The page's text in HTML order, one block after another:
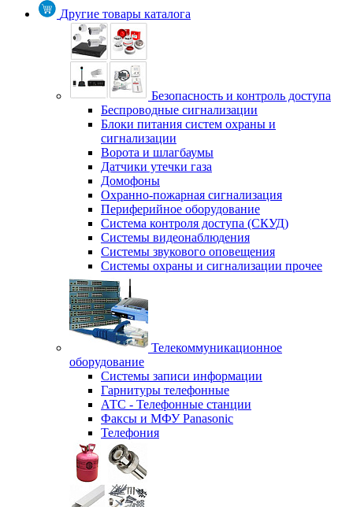
Другие товары каталога
Безопасность и контроль доступа
Беспроводные сигнализации
Блоки питания систем охраны и
сигнализации
Ворота и шлагбаумы
Датчики утечки газа
Домофоны
Охранно-пожарная сигнализация
Периферийное оборудование
Система контроля доступа (СКУД)
Системы видеонаблюдения
Системы звукового оповещения
Системы охраны и сигнализации прочее
Телекоммуникационное
оборудование
Системы записи информации
Гарнитуры телефонные
АТС - Телефонные станции
Факсы и МФУ Panasonic
Телефония